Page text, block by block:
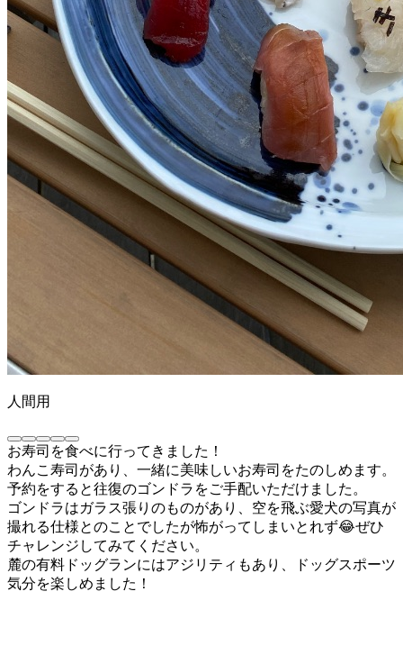
人間用
お寿司を食べに行ってきました！
わんこ寿司があり、一緒に美味しいお寿司をたのしめます。
予約をすると往復のゴンドラをご手配いただけました。
ゴンドラはガラス張りのものがあり、空を飛ぶ愛犬の写真が
撮れる仕様とのことでしたが怖がってしまいとれず😂ぜひ
チャレンジしてみてください。
麓の有料ドッグランにはアジリティもあり、ドッグスポーツ
気分を楽しめました！